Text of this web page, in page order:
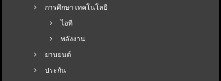
การศึกษา เทคโนโลยี
ไอที
พลังงาน
ยานยนต์
ประกัน